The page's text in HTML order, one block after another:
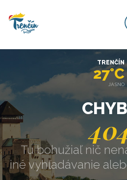
Tu bohužiaľ nič
iné vyhľadávanie
TRENČÍN
27°C
JASNO